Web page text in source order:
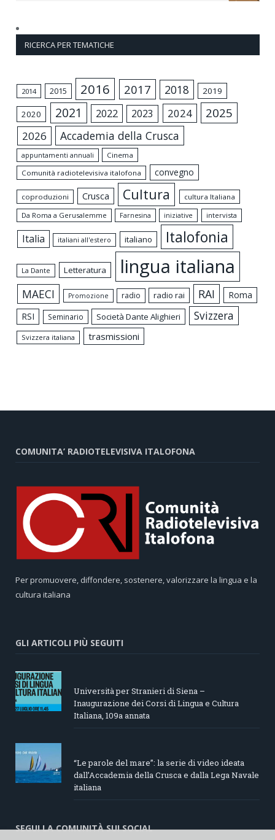
RICERCA PER TEMATICHE
2014 2015 2016 2017 2018 2019
2020 2021 2022 2023 2024 2025
2026 Accademia della Crusca
appuntamenti annuali
Cinema
Comunità radiotelevisiva italofona
convegno
coproduzioni Crusca Cultura
cultura Italiana
Da Roma a Gerusalemme
Farnesina iniziative intervista
Italia italiani all'estero italiano Italofonia
La Dante Letteratura lingua italiana
MAECI Promozione radio radio rai RAI
Roma
RSI
Seminario Società Dante Alighieri Svizzera
Svizzera italiana trasmissioni
COMUNITA’ RADIOTELEVISIVA ITALOFONA
Per promuovere, diffondere, sostenere, valorizzare la lingua e la
cultura italiana
GLI ARTICOLI PIÙ SEGUITI
Università per Stranieri di Siena –
Inaugurazione dei Corsi di Lingua e Cultura
Italiana, 109a annata
“Le parole del mare”: la serie di video ideata
dall’Accademia della Crusca e dalla Lega Navale
italiana
SEGUI LA COMUNITÀ SUI SOCIAL